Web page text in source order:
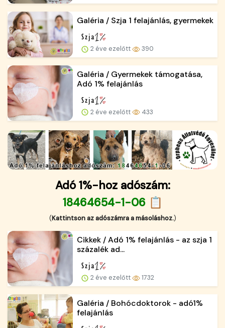
Galéria / Szja 1 felajánlás, gyermekek
2 éve ezelőtt 390
Galéria / Gyermekek támogatása,
Adó 1% felajánlás
2 éve ezelőtt 433
Adó 1%-hoz adószám:
18464654-1-06 📋
(Kattintson az adószámra a másoláshoz.)
Cikkek / Adó 1% felajánlás - az szja 1
százalék ad...
2 éve ezelőtt 1732
Galéria / Bohócdoktorok - adó1%
felajánlás